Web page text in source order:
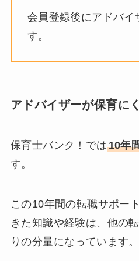
会員登録後にアドバイ
す。
アドバイザーが保育に
保育士バンク！では10年
す。
この10年間の転職サポー
きた知識や経験は、他の
りの分量になっています。